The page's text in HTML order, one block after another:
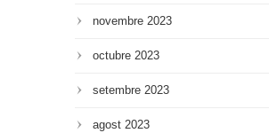
novembre 2023
octubre 2023
setembre 2023
agost 2023